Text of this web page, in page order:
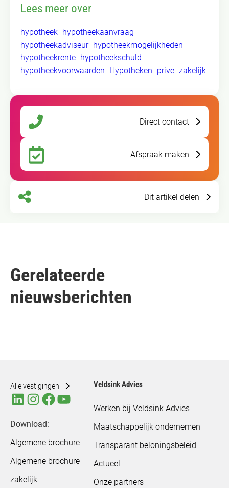
Lees meer over
hypotheek hypotheekaanvraag
hypotheekadviseur hypotheekmogelijkheden
hypotheekrente hypotheekschuld
hypotheekvoorwaarden Hypotheken prive zakelijk
Direct contact
Afspraak maken
Dit artikel delen
Gerelateerde
nieuwsberichten
Alle vestigingen
Download:
Algemene brochure
Algemene brochure
zakelijk
Veldsink Advies
Werken bij Veldsink Advies
Maatschappelijk ondernemen
Transparant beloningsbeleid
Actueel
Onze partners